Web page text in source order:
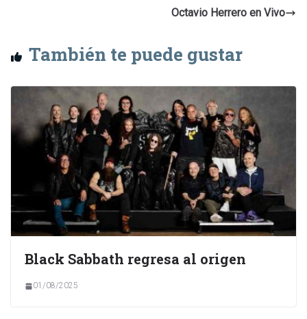
Octavio Herrero en Vivo
También te puede gustar
Black Sabbath regresa al origen
01/08/2025